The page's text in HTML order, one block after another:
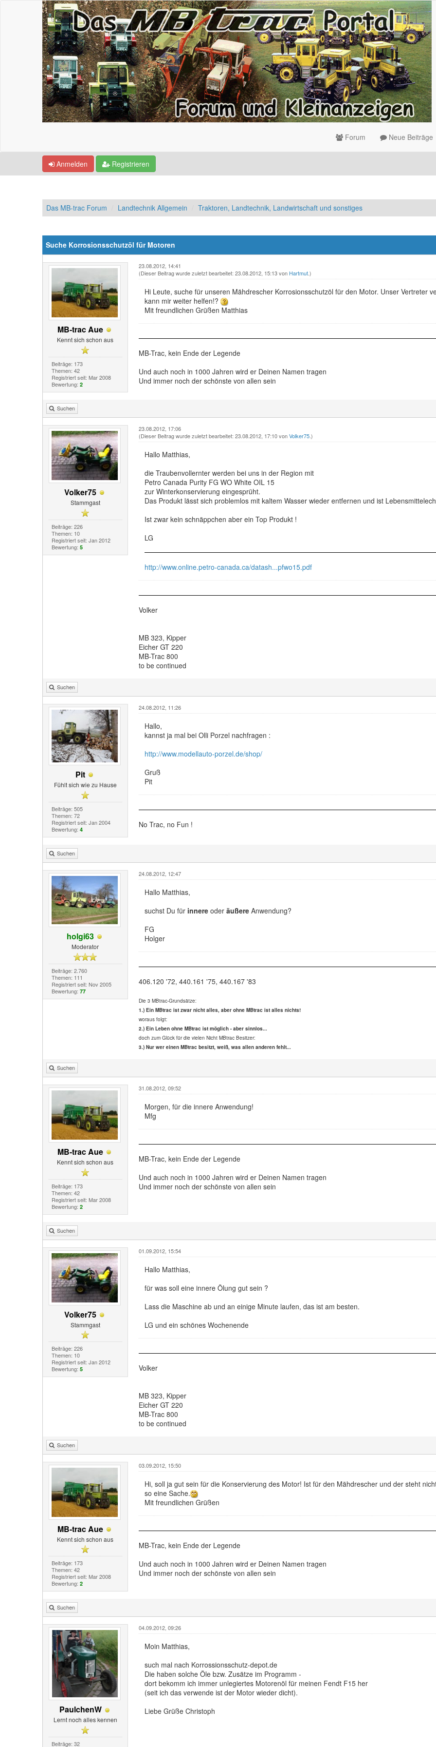
Forum Neue Beiträge
Anmelden Registrieren
Das MB-trac Forum Landtechnik Allgemein Traktoren, Landtechnik, Landwirtschaft und sonstiges
Suche Korrosionsschutzöl für Motoren
MB-trac Aue
Kennt sich schon aus
Beiträge: 173
Themen: 42
Registriert seit: Mar 2008
Bewertung: 2
23.08.2012, 14:41
(Dieser Beitrag wurde zuletzt bearbeitet: 23.08.2012, 15:13 von Hartmut.)
Hi Leute, suche für unseren Mähdrescher Korrosionsschutzöl für den Motor. Unser Vertreter
kann mir weiter helfen!?
Mit freundlichen Grüßen Matthias
MB-Trac, kein Ende der Legende
Und auch noch in 1000 Jahren wird er Deinen Namen tragen
Und immer noch der schönste von allen sein
Suchen
Volker75
Stammgast
Beiträge: 226
Themen: 10
Registriert seit: Jan 2012
Bewertung: 5
23.08.2012, 17:06
(Dieser Beitrag wurde zuletzt bearbeitet: 23.08.2012, 17:10 vonVolker75.)
Hallo Matthias,
die Traubenvollernter werden bei uns in der Region mit
Petro Canada Purity FG WO White OIL 15
zur Winterkonservierung eingesprüht.
Das Produkt lässt sich problemlos mit kaltem Wasser wieder entfernen und ist
Ist zwar kein schnäppchen aber ein Top Produkt !
LG
http://www.online.petro-canada.ca/datash...pfwo15.pdf
Volker
MB 323, Kipper
Eicher GT 220
MB-Trac 800
to be continued
Suchen
Pit
Fühlt sich wie zu Hause
Beiträge: 505
Themen: 72
Registriert seit: Jan 2004
Bewertung: 4
24.08.2012, 11:26
Hallo,
kannst ja mal bei Olli Porzel nachfragen :
http://www.modellauto-porzel.de/shop/
Gruß
Pit
No Trac, no Fun !
Suchen
holgi63
Moderator
Beiträge: 2.760
Themen: 111
Registriert seit: Nov 2005
Bewertung: 77
24.08.2012, 12:47
Hallo Matthias,
suchst Du für innereoder äußereAnwendung?
FG
Holger
406.120 '72, 440.161 '75, 440.167 '83
Die 3 MBtrac-Grundsätze:
1.) Ein MBtrac ist zwar nicht alles, aber ohne MBtrac ist alles nichts!
woraus folgt:
2.) Ein Leben ohne MBtrac ist möglich - aber sinnlos...
doch zum Glück für die vielen Nicht MBtrac Besitzer:
3.) Nur wer einen MBtrac besitzt, weiß, was allen anderen fehlt...
Suchen
MB-trac Aue
Kennt sich schon aus
Beiträge: 173
Themen: 42
Registriert seit: Mar 2008
Bewertung: 2
31.08.2012, 09:52
Morgen, für die innere Anwendung!
Mfg
MB-Trac, kein Ende der Legende
Und auch noch in 1000 Jahren wird er Deinen Namen tragen
Und immer noch der schönste von allen sein
Suchen
Volker75
Stammgast
Beiträge: 226
Themen: 10
Registriert seit: Jan 2012
Bewertung: 5
01.09.2012, 15:54
Hallo Matthias,
für was soll eine innere Ölung gut sein ?
Lass die Maschine ab und an einige Minute laufen, das ist am besten.
LG und ein schönes Wochenende
Volker
MB 323, Kipper
Eicher GT 220
MB-Trac 800
to be continued
Suchen
MB-trac Aue
Kennt sich schon aus
Beiträge: 173
Themen: 42
Registriert seit: Mar 2008
Bewertung: 2
03.09.2012, 15:50
Hi, soll ja gut sein für die Konservierung des Motor! Ist für den Mähdrescher und der steht
so eine Sache.
Mit freundlichen Grüßen
MB-Trac, kein Ende der Legende
Und auch noch in 1000 Jahren wird er Deinen Namen tragen
Und immer noch der schönste von allen sein
Suchen
PaulchenW
Lernt noch alles kennen
Beiträge: 32
04.09.2012, 09:26
Moin Matthias,
such mal nach Korrossionsschutz-depot.de
Die haben solche Öle bzw. Zusätze im Programm -
dort bekomm ich immer unlegiertes Motorenöl für meinen Fendt F15 her
(seit ich das verwende ist der Motor wieder dicht).
Liebe Grüße Christoph